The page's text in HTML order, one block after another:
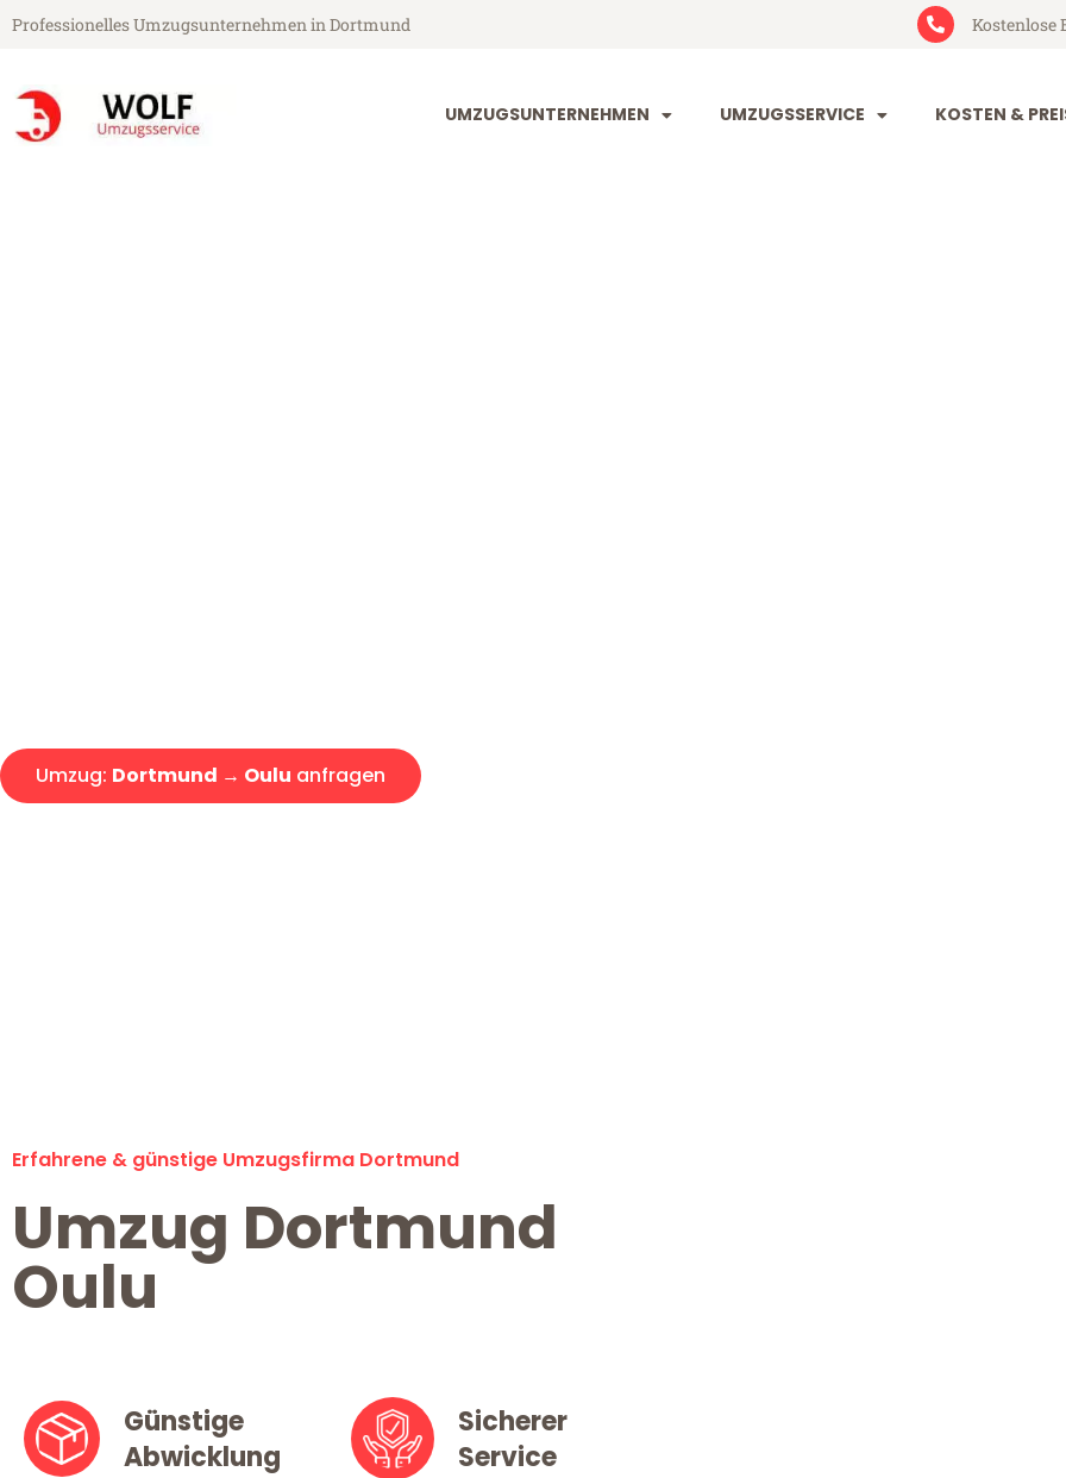
Professionelles Umzugsunternehmen in Dortmund Kostenlose
UMZUGSUNTERNEHMEN UMZUGSSERVICE KOSTEN &
Umzug: Dortmund → Oulu anfragen
Erfahrene & günstige Umzugsfirma Dortmund
Umzug Dortmund
Oulu
Günstige
Abwicklung
Sicherer
Service